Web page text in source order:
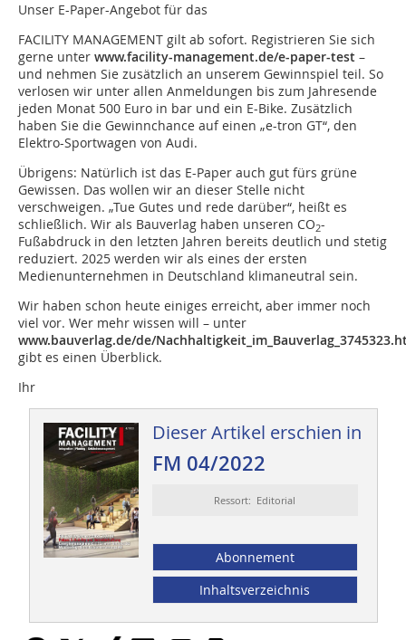
Unser E-Paper-Angebot für das
FACI­LITY MANAGEMENT gilt ab sofort. ­Registrieren Sie sich
gerne unter www.facility-management.de/e-paper-test –
und nehmen Sie zusätzlich an unserem Gewinnspiel teil. So
verlosen wir unter allen Anmeldungen bis zum Jahresende
jeden Monat 500 Euro in bar und ein ­E-Bike. Zusätzlich
haben Sie die Gewinnchance auf einen „e-tron GT“, den
Elektro-Sportwagen von Audi.
Übrigens: Natürlich ist das E-Paper auch gut fürs grüne
Gewissen. Das wollen wir an dieser Stelle nicht
verschweigen. „Tue Gutes und rede darüber“, heißt es
schließlich. Wir als Bauverlag haben ­unseren CO2-
Fußabdruck in den letzten Jahren bereits deutlich und stetig
reduziert. 2025 werden wir als eines der ­ersten
Medienunternehmen in Deutschland klimaneutral sein.
Wir haben schon heute einiges erreicht, aber immer noch
viel vor. Wer mehr wissen will – unter
www.bauverlag.de/de/
gibt es einen Überblick.
Ihr
Dieser Artikel erschien in
FM 04/2022
Ressort: Editorial
Abonnement
Inhaltsverzeichnis